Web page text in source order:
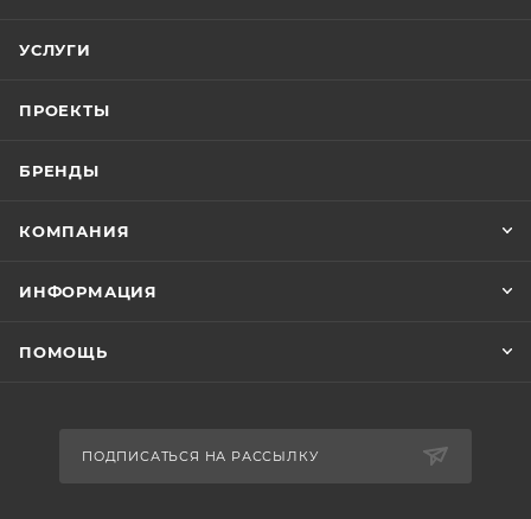
УСЛУГИ
ПРОЕКТЫ
БРЕНДЫ
КОМПАНИЯ
ИНФОРМАЦИЯ
ПОМОЩЬ
ПОДПИСАТЬСЯ НА РАССЫЛКУ